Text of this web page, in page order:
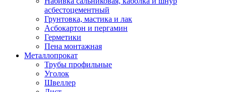
асбестоцементный
Грунтовка, мастика и лак
Асбокартон и пергамин
Герметики
Пена монтажная
Металлопрокат
Трубы профильные
Уголок
Швеллер